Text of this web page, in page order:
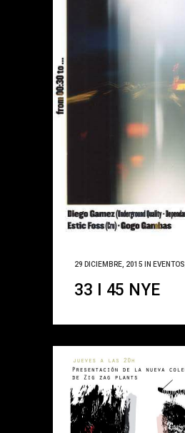
29 DICIEMBRE, 2015 IN EVENTOS
33 I 45 NYE